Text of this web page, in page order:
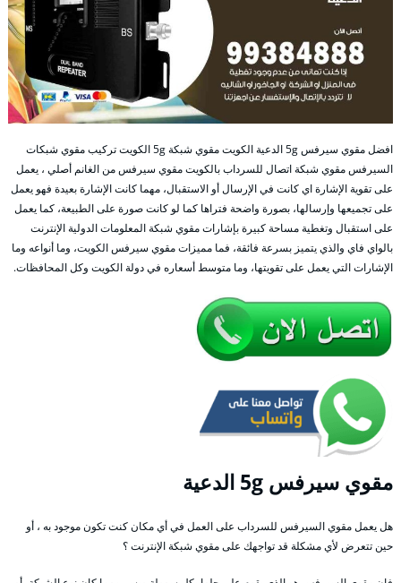
افضل مقوي سيرفس 5g الدعية الكويت مقوي شبكة 5g الكويت تركيب مقوي شبكات
السيرفس مقوي شبكة اتصال للسرداب بالكويت مقوي سيرفس من الغانم أصلي ، يعمل
على تقوية الإشارة اي كانت في الإرسال أو الاستقبال، مهما كانت الإشارة بعيدة فهو يعمل
على تجميعها وإرسالها، بصورة واضحة فتراها كما لو كانت صورة على الطبيعة، كما يعمل
على استقبال وتغطية مساحة كبيرة بإشارات مقوي شبكة المعلومات الدولية الإنترنت
بالواي فاي والذي يتميز بسرعة فائقة، فما مميزات مقوي سيرفس الكويت، وما أنواعه وما
الإشارات التي يعمل على تقويتها، وما متوسط أسعاره في دولة الكويت وكل المحافظات.
مقوي سيرفس 5g الدعية
هل يعمل مقوي السيرفس للسرداب على العمل في أي مكان كنت تكون موجود به ، أو
حين تتعرض لأي مشكلة قد تواجهك على مقوي شبكة الإنترنت ؟